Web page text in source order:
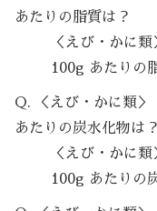
あたりの脂質は？
＜えび・かに
100g あたりの
Q. ＜えび・かに類
あたりの炭水化物は？
＜えび・かに
100g あたりの